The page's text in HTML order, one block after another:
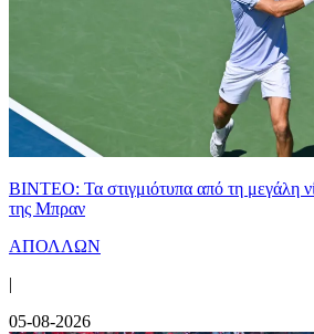
ΒΙΝΤΕΟ: Τα στιγμιότυπα από τη μεγάλη
της Μπραν
ΑΠΟΛΛΩΝ
|
05-08-2026